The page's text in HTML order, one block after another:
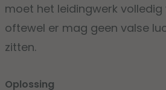
moet het leidingwerk volledig
oftewel er mag geen valse
zitten.
Oplossing